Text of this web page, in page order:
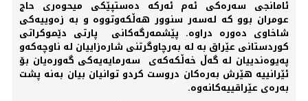
ئامانجی سەرەكی ئەم ئەركە دەستپێكی میحوەری حاج
عومران بوو كە لەسەر سنوور هەڵكەوتووە و بە زەوییەكی
شاخاوی دەورە دراوە. پێشمەرگەكانی پارتی دێموكراتی
كوردستانی عێراق بە لە بەرچاوگرتنی شارەزاییان لە ناوچەكەو
پەیوەندییان لە گەڵ خەڵكەكەی سەرمایەیەكی گەورەیان بۆ
ئێرانییە هێرش بەرەكان دروست كردو توانیان بیان بەنە پشت
بەرەی عێراقییەكانەوە.